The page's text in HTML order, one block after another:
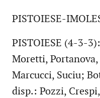
PISTOIESE-
PISTOIESE (4-3-
Moretti,
Marcucci, Suciu;
disp.: Pozzi,